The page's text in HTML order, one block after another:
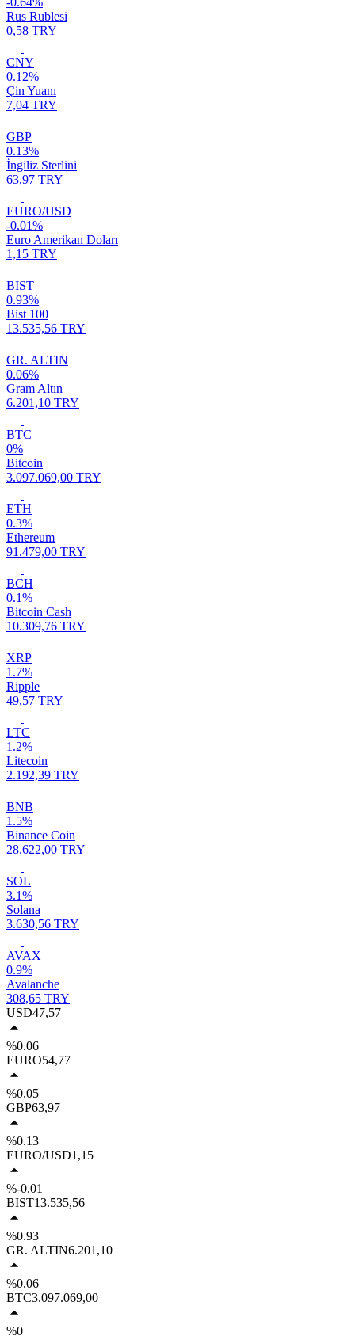
Rus Rublesi
0,58 TRY
CNY
0.12%
Çin Yuanı
7,04 TRY
GBP
0.13%
İngiliz Sterlini
63,97 TRY
EURO/USD
-0.01%
Euro Amerikan Doları
1,15 TRY
BIST
0.93%
Bist 100
13.535,56 TRY
GR. ALTIN
0.06%
Gram Altın
6.201,10 TRY
BTC
0%
Bitcoin
3.097.069,00 TRY
ETH
0.3%
Ethereum
91.479,00 TRY
BCH
0.1%
Bitcoin Cash
10.309,76 TRY
XRP
1.7%
Ripple
49,57 TRY
LTC
1.2%
Litecoin
2.192,39 TRY
BNB
1.5%
Binance Coin
28.622,00 TRY
SOL
3.1%
Solana
3.630,56 TRY
AVAX
0.9%
Avalanche
308,65 TRY
USD47,57
%0.06
EURO54,77
%0.05
GBP63,97
%0.13
EURO/USD1,15
%-0.01
BIST13.535,56
%0.93
GR. ALTIN6.201,10
%0.06
BTC3.097.069,00
%0